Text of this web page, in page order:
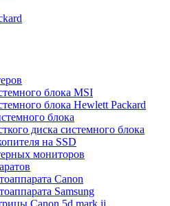
блока MSI
блока Hewlett Packard
блока
диска системного блока
на SSD
мониторов
Canon
Samsung
Canon 5d mark ii